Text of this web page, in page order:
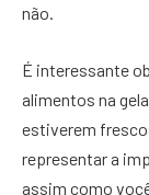
não.
É interessante
alimentos na
estiverem
representar a
assim como